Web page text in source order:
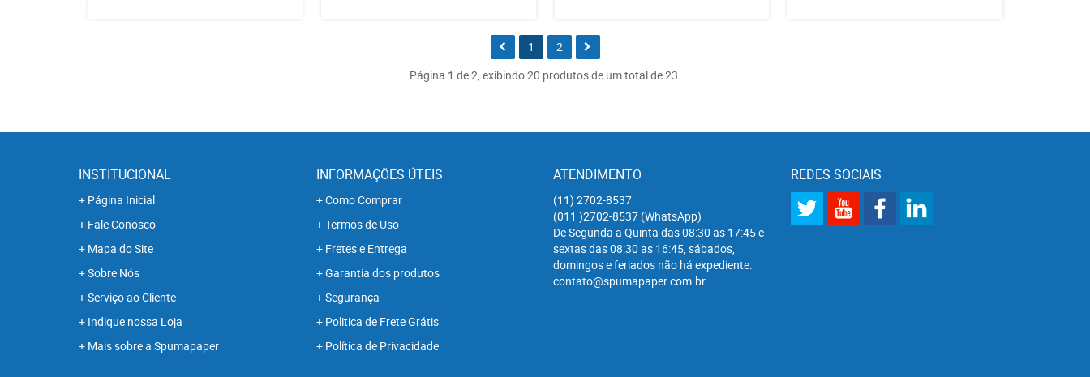
1
2
Página 1 de 2, exibindo 20 produtos de um total de 23.
INSTITUCIONAL
Página Inicial
Fale Conosco
Mapa do Site
Sobre Nós
Serviço ao Cliente
Indique nossa Loja
Mais sobre a Spumapaper
INFORMAÇÕES ÚTEIS
Como Comprar
Termos de Uso
Fretes e Entrega
Garantia dos produtos
Segurança
Politica de Frete Grátis
Política de Privacidade
ATENDIMENTO
(11) 2702-8537
(011 )2702-8537 (WhatsApp)
De Segunda a Quinta das 08:30 as 17:45 e
sextas das 08:30 as 16:45, sábados,
domingos e feriados não há expediente.
contato@spumapaper.com.br
REDES SOCIAIS